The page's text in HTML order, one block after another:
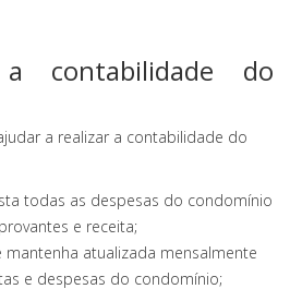
contabilidade do
a realizar a contabilidade do
todas as despesas do condomínio
e receita;
mantenha atualizada mensalmente
e despesas do condomínio;